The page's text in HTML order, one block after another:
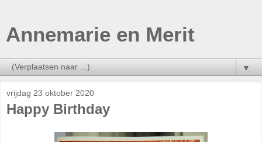
Annemarie en Merit
▼
vrijdag 23 oktober 2020
Happy Birthday